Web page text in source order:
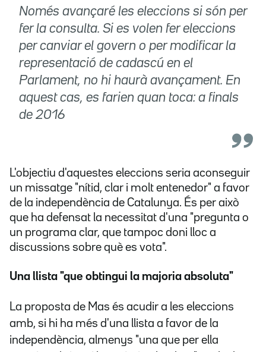
Només avançaré les eleccions si són per
fer la consulta. Si es volen fer eleccions
per canviar el govern o per modificar la
representació de cadascú en el
Parlament, no hi haurà avançament. En
aquest cas, es farien quan toca: a finals
de 2016
L'objectiu d'aquestes eleccions seria aconseguir
un missatge "nítid, clar i molt entenedor" a favor
de la independència de Catalunya. És per això
que ha defensat la necessitat d'una "pregunta o
un programa clar, que tampoc doni lloc a
discussions sobre què es vota".
Una llista "que obtingui la majoria absoluta"
La proposta de Mas és acudir a les eleccions
amb, si hi ha més d'una llista a favor de la
independència, almenys "una que per ella